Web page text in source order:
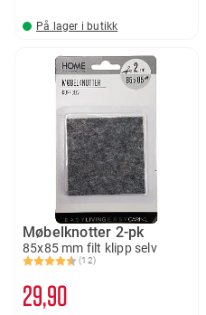
På lager i butikk
Møbelknotter 2-pk
85x85 mm filt klipp selv
Karakter:
(12)
4.7 av 5 mulige
29 90